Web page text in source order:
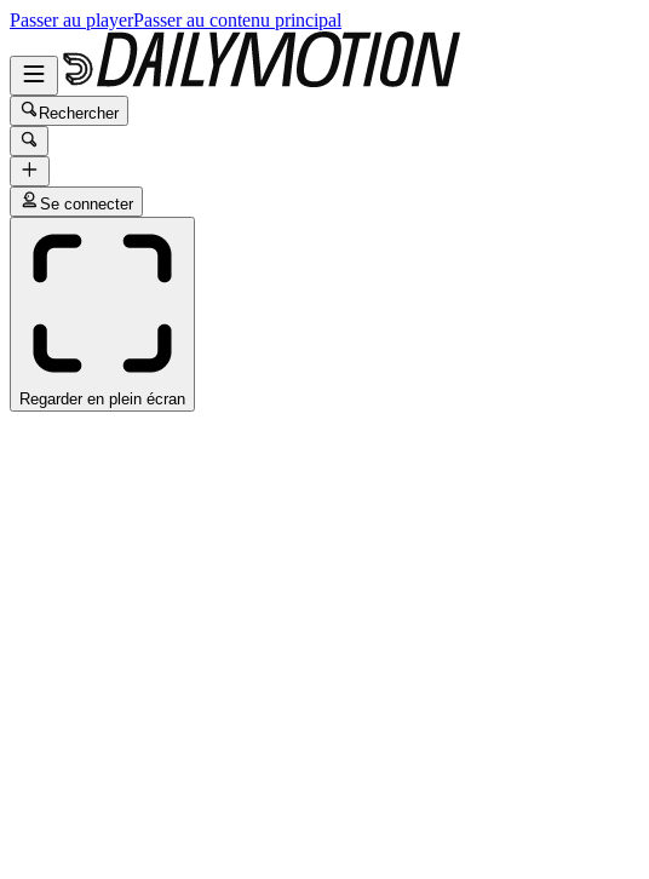
Passer au playerPasser au contenu principal
Rechercher
Se connecter
Regarder en plein écran